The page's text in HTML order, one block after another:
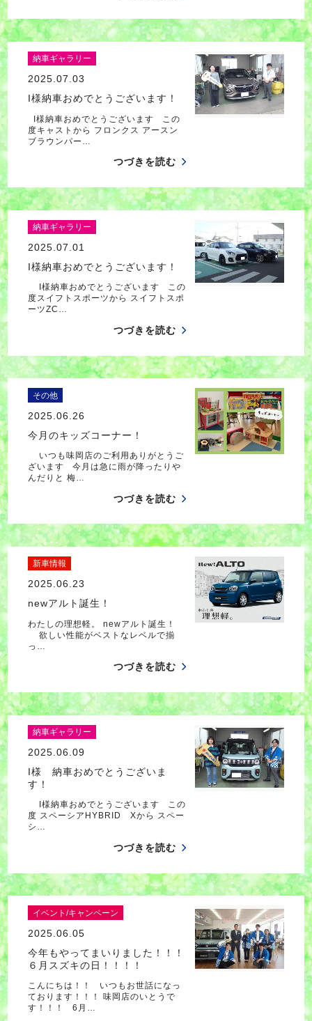
納車ギャラリー
2025.07.03
I様納車おめでとうございます！
I様納車おめでとうございます この
度キャストから フロンクス アースン
ブラウンパー…
つづきを読む
納車ギャラリー
2025.07.01
I様納車おめでとうございます！
I様納車おめでとうございます この
度スイフトスポーツから スイフトスポ
ーツZC…
つづきを読む
その他
2025.06.26
今月のキッズコーナー！
いつも味岡店のご利用ありがとうご
ざいます 今月は急に雨が降ったりや
んだりと 梅…
つづきを読む
新車情報
2025.06.23
newアルト誕生！
わたしの理想軽。 newアルト誕生！
欲しい性能がベストなレベルで揃
っ…
つづきを読む
納車ギャラリー
2025.06.09
I様 納車おめでとうございま
す！
I様納車おめでとうございます この
度 スペーシアHYBRID Xから スペー
シ…
つづきを読む
イベント/キャンペーン
2025.06.05
今年もやってまいりました！！！
６月スズキの日！！！！
こんにちは！！ いつもお世話になっ
ております！！！ 味岡店のいとうで
す！！！ 6月…